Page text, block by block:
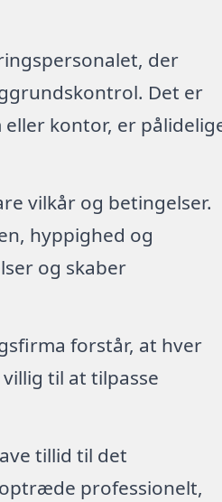
der
Det er
kontor, er
vilkår og betingelser.
hyppighed og
og skaber
forstår, at hver
til at tilpasse
tillid til det
professionelt,